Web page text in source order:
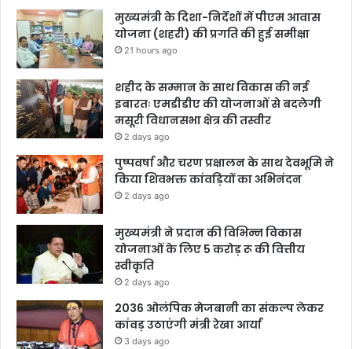
मुख्यमंत्री के दिशा-निर्देशों में पीएम आवास
योजना (शहरी) की प्रगति की हुई समीक्षा
21 hours ago
शहीद के सम्मान के साथ विकास की नई
इबारतः एमडीडीए की योजनाओं से बदलेगी
मसूरी विधानसभा क्षेत्र की तस्वीर
2 days ago
पुष्पवर्षा और चरण प्रक्षालन के साथ देवभूमि ने
किया शिवभक्त कांवड़ियों का अभिनंदन
2 days ago
मुख्यमंत्री ने प्रदान की विभिन्न विकास
योजनाओं के लिए 5 करोड़ रू की वित्तीय
स्वीकृति
2 days ago
2036 ओलंपिक मेजबानी का संकल्प लेकर
कांवड़ उठाएंगी मंत्री रेखा आर्या
3 days ago